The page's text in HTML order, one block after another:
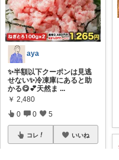
aya
✨半額以下クーポンは見逃
せない✨冷凍庫にあると助
かる😋💕天然ま ...
￥ 2,480
0 0 5
コレ いいね